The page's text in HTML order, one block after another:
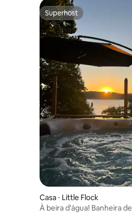
Superhost
Superhost
Casa ⋅ Little Flock
À beira d'água! Banheira de